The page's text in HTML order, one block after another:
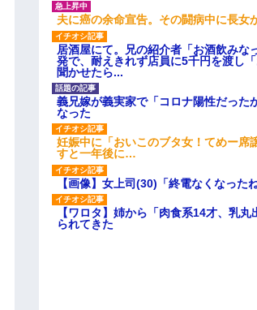
夫に癌の余命宣告。その闘病中に長女
居酒屋にて。兄の紹介者「お酒飲み
発で、耐えきれず店員に5千円を渡し
聞かせたら...
義兄嫁が義実家で「コロナ陽性だった
なった
妊娠中に「おいこのブタ女！てめー席
すと一年後に…
【画像】女上司(30)「終電なくなった
【ワロタ】姉から「肉食系14才、乳
られてきた